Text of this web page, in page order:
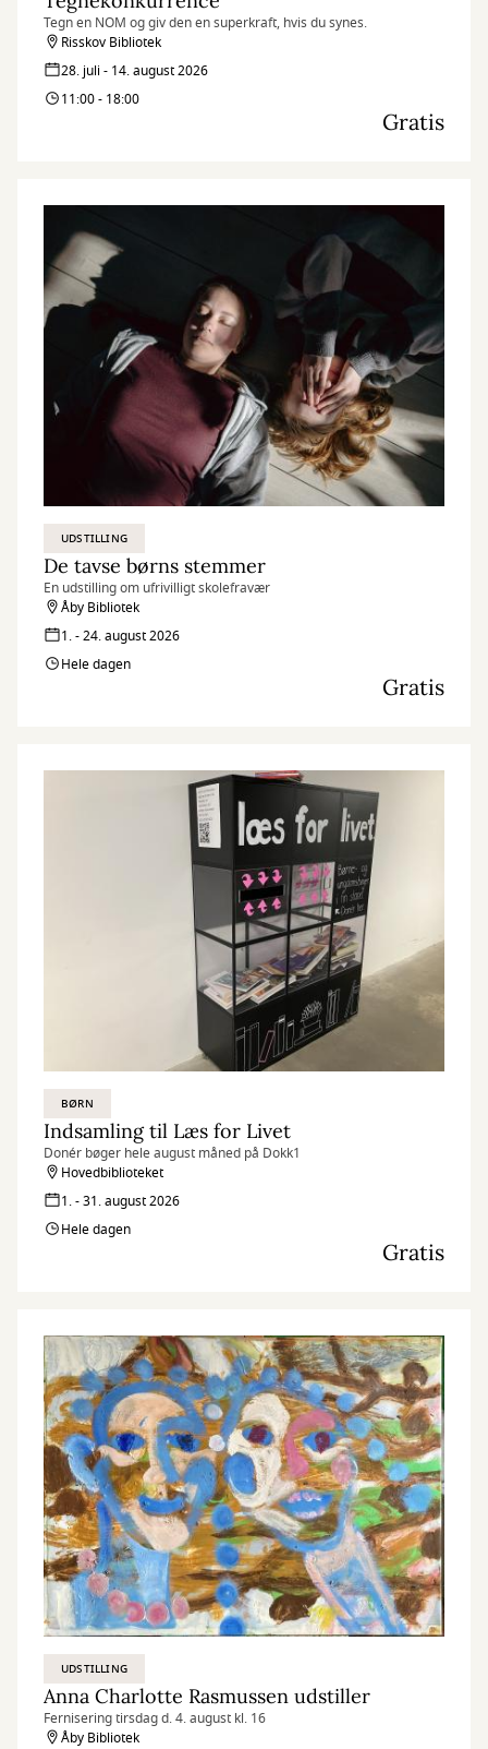
Tegn en NOM og giv den en superkraft, hvis du synes.
Risskov Bibliotek
28. juli - 14. august 2026
11:00 - 18:00
Gratis
UDSTILLING
De tavse børns stemmer
En udstilling om ufrivilligt skolefravær
Åby Bibliotek
1. - 24. august 2026
Hele dagen
Gratis
BØRN
Indsamling til Læs for Livet
Donér bøger hele august måned på Dokk1
Hovedbiblioteket
1. - 31. august 2026
Hele dagen
Gratis
UDSTILLING
Anna Charlotte Rasmussen udstiller
Fernisering tirsdag d. 4. august kl. 16
Åby Bibliotek